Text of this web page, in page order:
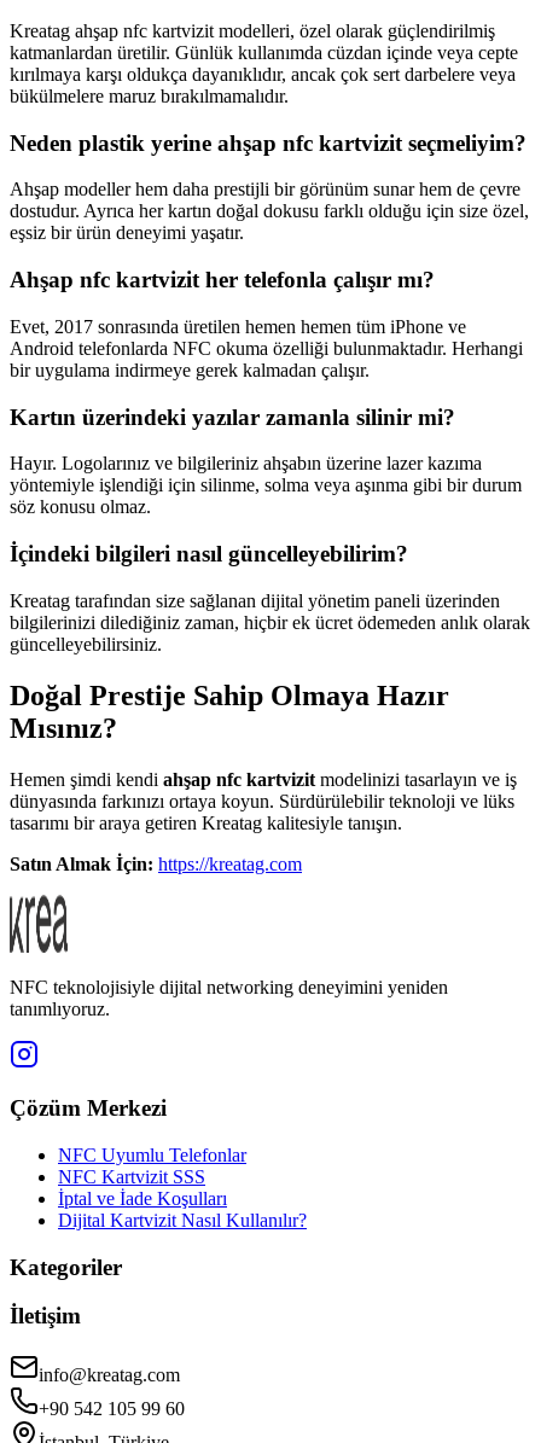
Kreatag ahşap nfc kartvizit modelleri, özel olarak güçlendirilmiş
katmanlardan üretilir. Günlük kullanımda cüzdan içinde veya cepte
kırılmaya karşı oldukça dayanıklıdır, ancak çok sert darbelere veya
bükülmelere maruz bırakılmamalıdır.
Neden plastik yerine ahşap nfc kartvizit seçmeliyim?
Ahşap modeller hem daha prestijli bir görünüm sunar hem de çevre
dostudur. Ayrıca her kartın doğal dokusu farklı olduğu için size özel,
eşsiz bir ürün deneyimi yaşatır.
Ahşap nfc kartvizit her telefonla çalışır mı?
Evet, 2017 sonrasında üretilen hemen hemen tüm iPhone ve
Android telefonlarda NFC okuma özelliği bulunmaktadır. Herhangi
bir uygulama indirmeye gerek kalmadan çalışır.
Kartın üzerindeki yazılar zamanla silinir mi?
Hayır. Logolarınız ve bilgileriniz ahşabın üzerine lazer kazıma
yöntemiyle işlendiği için silinme, solma veya aşınma gibi bir durum
söz konusu olmaz.
İçindeki bilgileri nasıl güncelleyebilirim?
Kreatag tarafından size sağlanan dijital yönetim paneli üzerinden
bilgilerinizi dilediğiniz zaman, hiçbir ek ücret ödemeden anlık olarak
güncelleyebilirsiniz.
Doğal Prestije Sahip Olmaya Hazır
Mısınız?
Hemen şimdi kendi ahşap nfc kartvizit modelinizi tasarlayın ve iş
dünyasında farkınızı ortaya koyun. Sürdürülebilir teknoloji ve lüks
tasarımı bir araya getiren Kreatag kalitesiyle tanışın.
Satın Almak İçin: https://kreatag.com
NFC teknolojisiyle dijital networking deneyimini yeniden
tanımlıyoruz.
Çözüm Merkezi
NFC Uyumlu Telefonlar
NFC Kartvizit SSS
İptal ve İade Koşulları
Dijital Kartvizit Nasıl Kullanılır?
Kategoriler
İletişim
info@kreatag.com
+90 542 105 99 60